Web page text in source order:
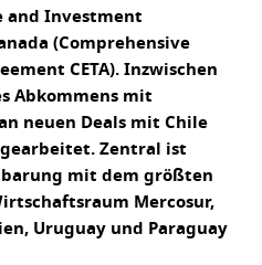
and Investment
(Comprehensive
CETA). Inzwischen
Abkommens mit
neuen Deals mit Chile
Zentral ist
mit dem größten
Mercosur,
Uruguay und Paraguay